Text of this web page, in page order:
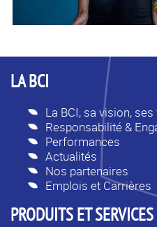
LA BCI
La BCI, sa vision,
Responsabilité &
Performances
Actualités
Nos partenaires
Emplois et Carrières
PRODUITS ET SERVICES